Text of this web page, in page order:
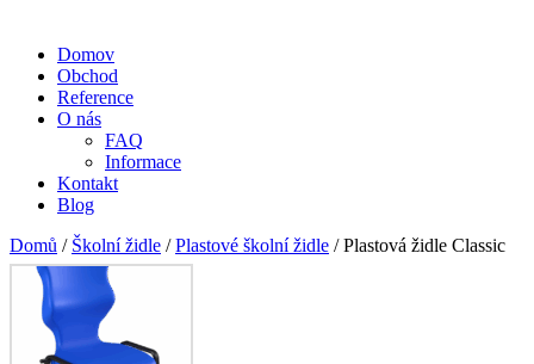
Domov
Obchod
Reference
O nás
FAQ
Informace
Kontakt
Blog
Domů / Školní židle /Plastové školní židle / Plastová židle Classic